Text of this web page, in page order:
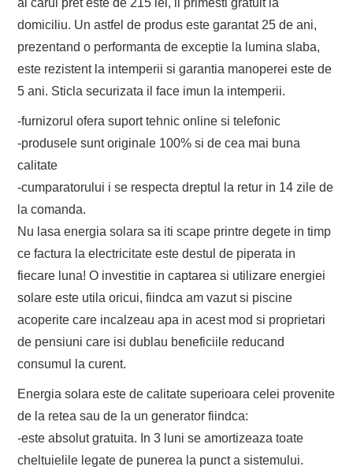
al carui pret este de 215 lei, il primesti gratuit la
domiciliu. Un astfel de produs este garantat 25 de ani,
prezentand o performanta de exceptie la lumina slaba,
este rezistent la intemperii si garantia manoperei este de
5 ani. Sticla securizata il face imun la intemperii.
-furnizorul ofera suport tehnic online si telefonic
-produsele sunt originale 100% si de cea mai buna
calitate
-cumparatorului i se respecta dreptul la retur in 14 zile de
la comanda.
Nu lasa energia solara sa iti scape printre degete in timp
ce factura la electricitate este destul de piperata in
fiecare luna! O investitie in captarea si utilizare energiei
solare este utila oricui, fiindca am vazut si piscine
acoperite care incalzeau apa in acest mod si proprietari
de pensiuni care isi dublau beneficiile reducand
consumul la curent.
Energia solara este de calitate superioara celei provenite
de la retea sau de la un generator fiindca:
-este absolut gratuita. In 3 luni se amortizeaza toate
cheltuielile legate de punerea la punct a sistemului.